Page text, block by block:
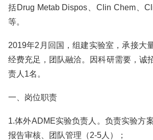
括Drug Metab Dispos、Clin Chem、
等。
2019年2月回国，组建实验室，承接大
经费充足，团队融洽。因科研需要，诚
责人1名。
一、岗位职责
1.体外ADME实验负责人。负责实验方
报告审核、团队管理（2-5人）；